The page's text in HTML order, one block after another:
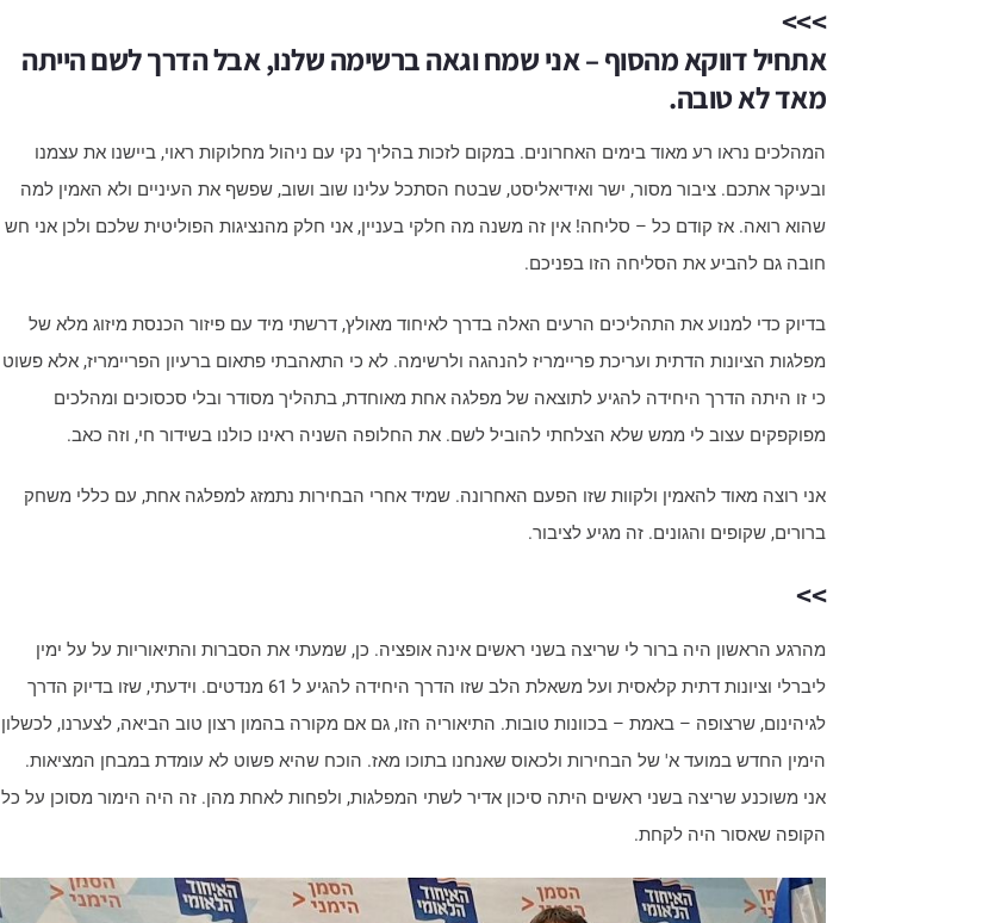
>>>
אתחיל דווקא מהסוף – אני שמח וגאה ברשימה שלנו, אבל הדרך לשם הייתה
מאד לא טובה.
המהלכים נראו רע מאוד בימים האחרונים. במקום לזכות בהליך נקי עם ניהול מחלוקות ראוי, ביישנו את עצמנו
ובעיקר אתכם. ציבור מסור, ישר ואידיאליסט, שבטח הסתכל עלינו שוב ושוב, שפשף את העיניים ולא האמין למה
שהוא רואה. אז קודם כל – סליחה! אין זה משנה מה חלקי בעניין, אני חלק מהנציגות הפוליטית שלכם ולכן אני חש
חובה גם להביע את הסליחה הזו בפניכם.
בדיוק כדי למנוע את התהליכים הרעים האלה בדרך לאיחוד מאולץ, דרשתי מיד עם פיזור הכנסת מיזוג מלא של
מפלגות הציונות הדתית ועריכת פריימריז להנהגה ולרשימה. לא כי התאהבתי פתאום ברעיון הפריימריז, אלא פשוט
כי זו היתה הדרך היחידה להגיע לתוצאה של מפלגה אחת מאוחדת, בתהליך מסודר ובלי סכסוכים ומהלכים
מפוקפקים עצוב לי ממש שלא הצלחתי להוביל לשם. את החלופה השניה ראינו כולנו בשידור חי, וזה כאב.
אני רוצה מאוד להאמין ולקוות שזו הפעם האחרונה. שמיד אחרי הבחירות נתמזג למפלגה אחת, עם כללי משחק
ברורים, שקופים והגונים. זה מגיע לציבור.
>>
מהרגע הראשון היה ברור לי שריצה בשני ראשים אינה אופציה. כן, שמעתי את הסברות והתיאוריות על על ימין
ליברלי וציונות דתית קלאסית ועל משאלת הלב שזו הדרך היחידה להגיע ל 61 מנדטים. וידעתי, שזו בדיוק הדרך
לגיהינום, שרצופה – באמת – בכוונות טובות. התיאוריה הזו, גם אם מקורה בהמון רצון טוב הביאה, לצערנו, לכשלון
הימין החדש במועד א' של הבחירות ולכאוס שאנחנו בתוכו מאז. הוכח שהיא פשוט לא עומדת במבחן המציאות.
אני משוכנע שריצה בשני ראשים היתה סיכון אדיר לשתי המפלגות, ולפחות לאחת מהן. זה היה הימור מסוכן על כל
הקופה שאסור היה לקחת.